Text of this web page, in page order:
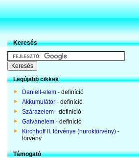
Keresés
Legújabb cikkek
Daniell-elem - definíció
Akkumulátor - definíció
Szárazelem - definíció
Galvánelem - definíció
Kirchhoff II. törvénye (huroktörvény) -
törvény
Támogató